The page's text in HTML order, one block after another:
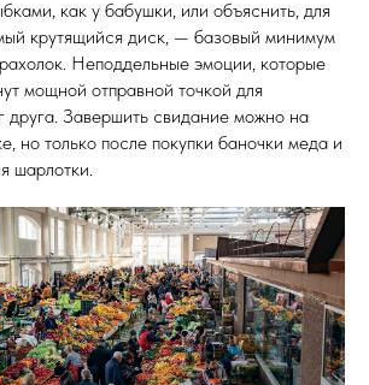
как у бабушки, или объяснить, для
крутящийся диск, — базовый минимум
Неподдельные эмоции, которые
мощной отправной точкой для
друга. Завершить свидание можно на
но только после покупки баночки меда и
шарлотки.